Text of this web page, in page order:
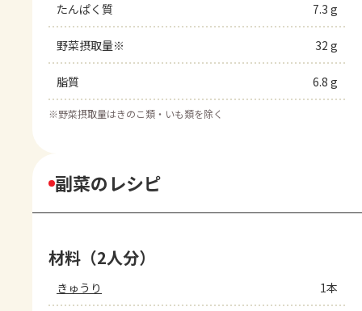
たんぱく質 7.3 g
野菜摂取量※ 32 g
脂質 6.8 g
※野菜摂取量はきのこ類・いも類を除く
副菜のレシピ
材料（2人分）
きゅうり 1本